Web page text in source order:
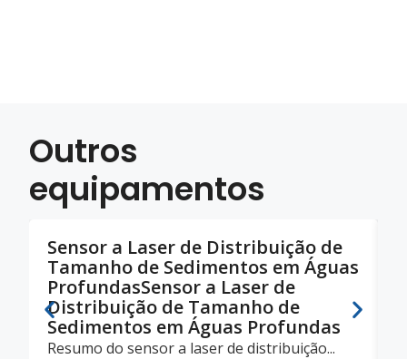
Outros
equipamentos
Sensor a Laser de Distribuição de
Tamanho de Sedimentos em Águas
ProfundasSensor a Laser de
Distribuição de Tamanho de
Sedimentos em Águas Profundas
Resumo do sensor a laser de distribuição...